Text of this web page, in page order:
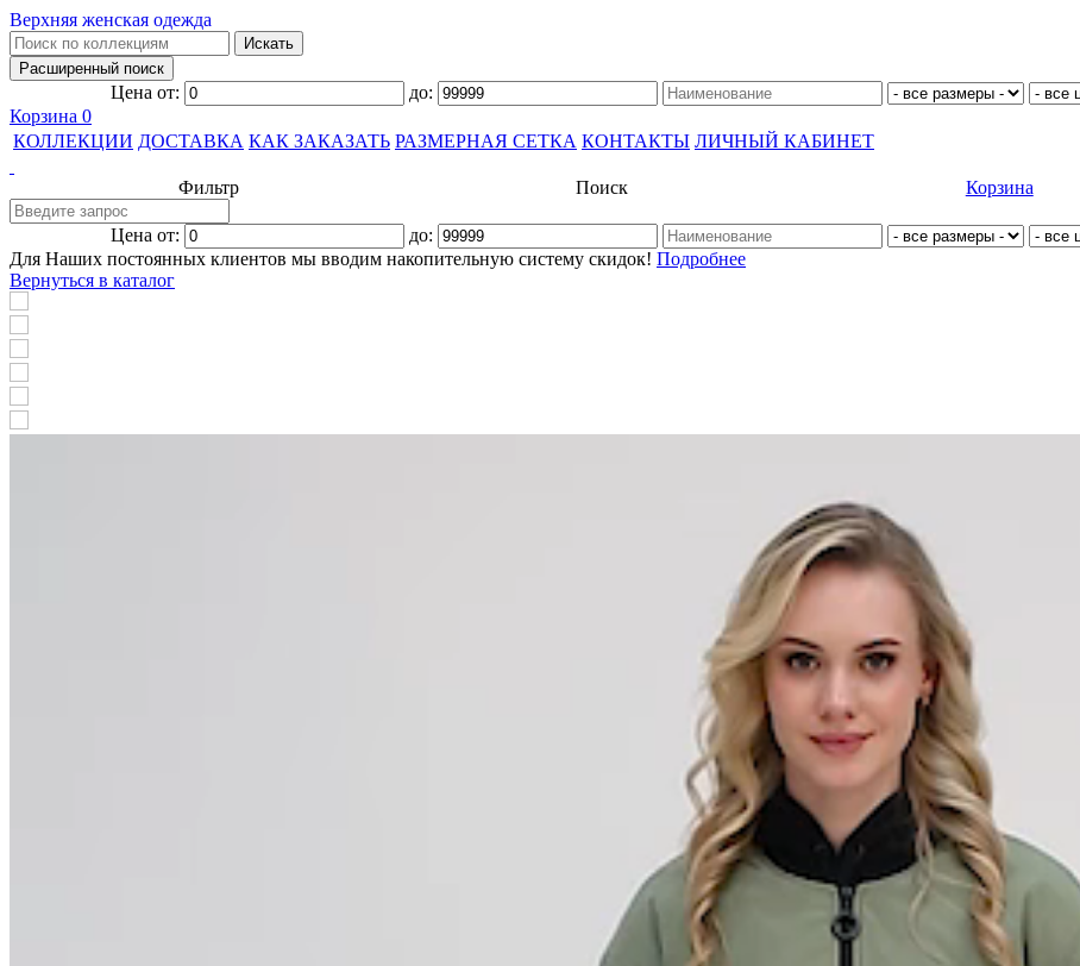
Верхняя женская одежда
Цена от: до:
Корзина 0
КОЛЛЕКЦИИ ДОСТАВКА КАК ЗАКАЗАТЬ РАЗМЕРНАЯ СЕТКА КОНТАКТЫ ЛИЧНЫЙ КАБИНЕТ
Корзина
Поиск
Фильтр
Цена от: до:
Для Наших постоянных клиентов мы вводим накопительную систему скидок! Подробнее
Вернуться в каталог